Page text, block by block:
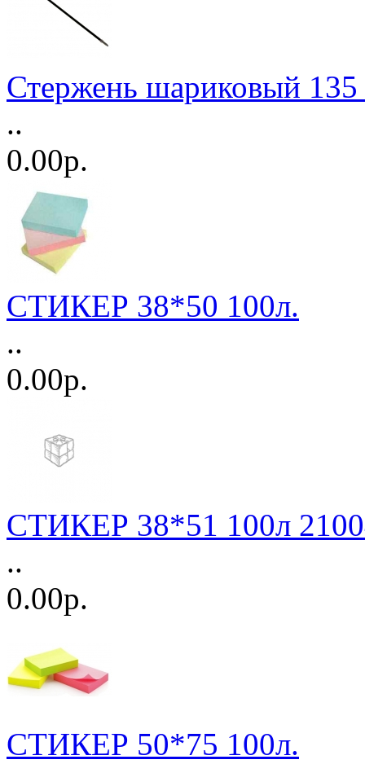
Стержень шариковый
..
0.00р.
СТИКЕР 38*50 100л.
..
0.00р.
СТИКЕР 38*51 100л
..
0.00р.
СТИКЕР 50*75 100л.